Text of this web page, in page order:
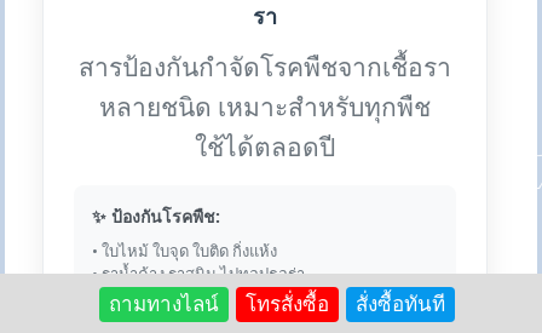
รา
สารป้องกันกำจัดโรคพืชจากเชื้อรา
หลายชนิด เหมาะสำหรับทุกพืช
ใช้ได้ตลอดปี
✨ ป้องกันโรคพืช:
• ใบไหม้ ใบจุด ใบติด กิ่งแห้ง
• ราน้ำค้าง ราสนิม ไปทอปธอร่า
• แอนแทรคโนส กุ้งแห้ง
ถามทางไลน์ โทรสั่งซื้อ สั่งซื้อทันที